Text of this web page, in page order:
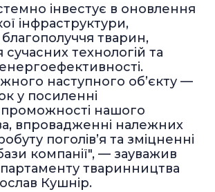
інвестує в оновлення
інфраструктури,
тварин,
сучасних технологій та
наступного об’єкту —
у посиленні
нашого
впровадженні належних
поголів’я та зміцненні
компанії", — зауважив
тваринництва
Кушнір.